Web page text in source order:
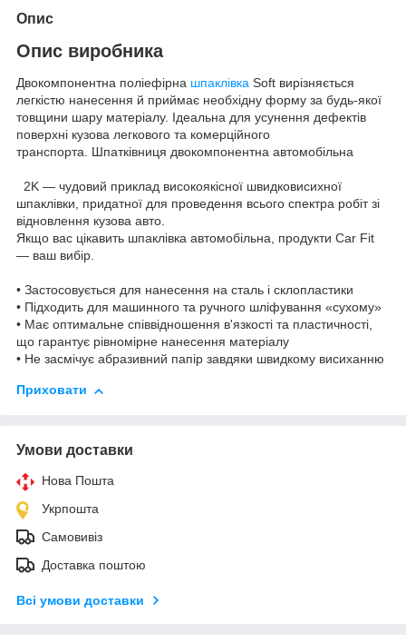
Опис
Опис виробника
Двокомпонентна поліефірна шпаклівка Soft вирізняється
легкістю нанесення й приймає необхідну форму за будь-якої
товщини шару матеріалу. Ідеальна для усунення дефектів
поверхні кузова легкового та комерційного
транспорта. Шпатківниця двокомпонентна автомобільна
2K — чудовий приклад високоякісної швидковисихної
шпаклівки, придатної для проведення всього спектра робіт зі
відновлення кузова авто.
Якщо вас цікавить шпаклівка автомобільна, продукти Car Fit
— ваш вибір.
• Застосовується для нанесення на сталь і склопластики
• Підходить для машинного та ручного шліфування «сухому»
• Має оптимальне співвідношення в'язкості та пластичності,
що гарантує рівномірне нанесення матеріалу
• Не засмічує абразивний папір завдяки швидкому висиханню
Приховати
Умови доставки
Нова Пошта
Укрпошта
Самовивіз
Доставка поштою
Всі умови доставки